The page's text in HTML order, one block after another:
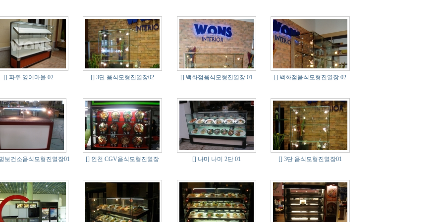
[] 파주 영어마을 02 [] 3단 음식모형진열장02 [] 백화점음식모형진열장 01 [] 백화점음식모형진열장 02
보건소음식모형진열장01 [] 인천 CGV음식모형진열장 [] 나미 나미 2단 01 [] 3단 음식모형진열장01